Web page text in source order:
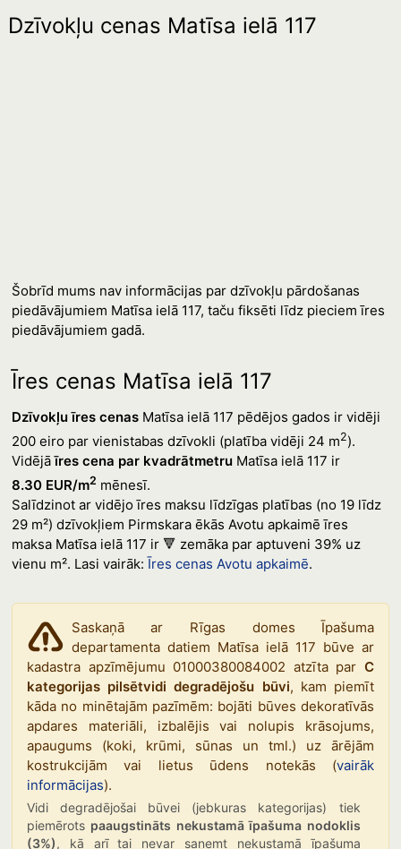
Dzīvokļu cenas Matīsa ielā 117
Šobrīd mums nav informācijas par dzīvokļu pārdošanas
piedāvājumiem Matīsa ielā 117, taču fiksēti līdz pieciem īres
piedāvājumiem gadā.
Īres cenas Matīsa ielā 117
Dzīvokļu īres cenasMatīsa ielā 117 pēdējos gados ir vidēji
200 eiro par vienistabas dzīvokli (platība vidēji 24 m2).
Vidējāīres cena par kvadrātmetruMatīsa ielā 117 ir
8.30 EUR/m2 mēnesī.
Salīdzinot ar vidējo īres maksu līdzīgas platības (no 19 līdz
29 m²) dzīvokļiem Pirmskara ēkās Avotu apkaimē īres
maksa Matīsa ielā 117 ir 🔻 zemāka par aptuveni 39% uz
vienu m². Lasi vairāk:Īres cenas Avotu apkaimē.
Saskaņā ar Rīgas domes Īpašuma
departamenta datiem Matīsa ielā 117 būve ar
kadastra apzīmējumu 01000380084002 atzīta parC
kategorijas pilsētvidi degradējošu būvi, kam piemīt
kāda no minētajām pazīmēm: bojāti būves dekoratīvās
apdares materiāli, izbalējis vai nolupis krāsojums,
apaugums (koki, krūmi, sūnas un tml.) uz ārējām
kostrukcijām vai lietus ūdens notekās (vairāk
informācijas).
Vidi degradējošai būvei (jebkuras kategorijas) tiek
piemērots paaugstināts nekustamā īpašuma nodoklis
(3%), kā arī tai nevar saņemt nekustamā īpašuma